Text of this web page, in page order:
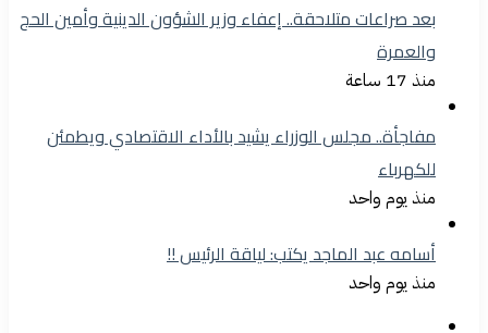
بعد صراعات متلاحقة.. إعفاء وزير الشؤون الدينية وأمين الحج
والعمرة
منذ 17 ساعة
مفاجأة.. مجلس الوزراء يشيد بالأداء الاقتصادي ويطمئن
للكهرباء
منذ يوم واحد
أسامه عبد الماجد يكتب: لياقة الرئيس !!
منذ يوم واحد